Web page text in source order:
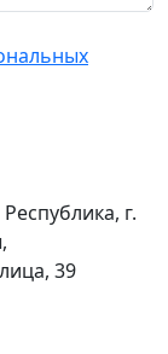
г.
39